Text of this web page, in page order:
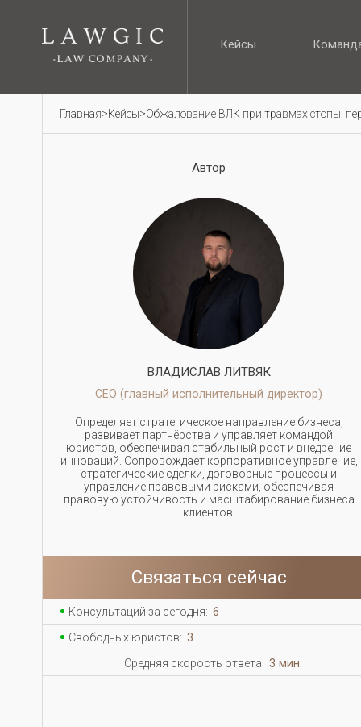
Кейсы
Главная>Кейсы>Обжалование ВЛК при травмах стопы:
Автор
ВЛАДИСЛАВ ЛИТВЯК
СЕО (главный исполнительный директор)
Определяет стратегическое направление бизнеса,
развивает партнёрства и управляет командой
юристов, обеспечивая стабильный рост и внедрение
инноваций. Сопровождает корпоративное управление,
стратегические сделки, договорные процессы и
управление правовыми рисками, обеспечивая
правовую устойчивость и масштабирование бизнеса
клиентов.
Связаться сейчас
Консультаций за сегодня: 6
Свободных юристов: 3
Средняя скорость ответа: 3 мин.